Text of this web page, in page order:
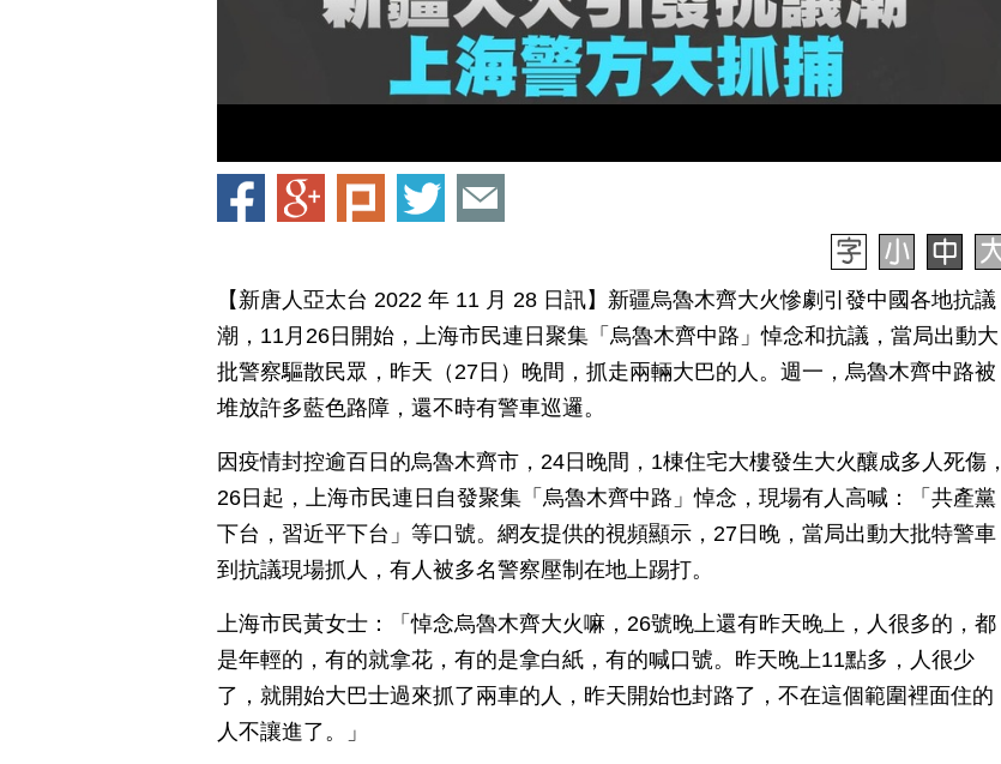
【新唐人亞太台 2022 年 11 月 28 日訊】新疆烏魯木齊大火慘劇引發中國各地抗議
潮，11月26日開始，上海市民連日聚集「烏魯木齊中路」悼念和抗議，當局出動大
批警察驅散民眾，昨天（27日）晚間，抓走兩輛大巴的人。週一，烏魯木齊中路被
堆放許多藍色路障，還不時有警車巡邏。
因疫情封控逾百日的烏魯木齊市，24日晚間，1棟住宅大樓發生大火釀成多人死傷，
26日起，上海市民連日自發聚集「烏魯木齊中路」悼念，現場有人高喊：「共產黨
下台，習近平下台」等口號。網友提供的視頻顯示，27日晚，當局出動大批特警車
到抗議現場抓人，有人被多名警察壓制在地上踢打。
上海市民黃女士：「悼念烏魯木齊大火嘛，26號晚上還有昨天晚上，人很多的，都
是年輕的，有的就拿花，有的是拿白紙，有的喊口號。昨天晚上11點多，人很少
了，就開始大巴士過來抓了兩車的人，昨天開始也封路了，不在這個範圍裡面住的
人不讓進了。」